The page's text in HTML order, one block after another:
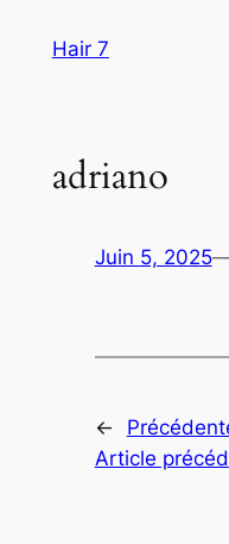
Hair 7
adriano
Juin 5, 2025
←
Article